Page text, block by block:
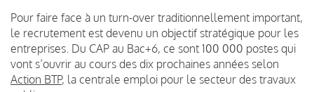
Pour faire face à un turn-over traditionnellement important,
le recrutement est devenu un objectif stratégique pour les
entreprises. Du CAP au Bac+6, ce sont 100 000 postes qui
vont s’ouvrir au cours des dix prochaines années selon
Action BTP, la centrale emploi pour le secteur des travaux